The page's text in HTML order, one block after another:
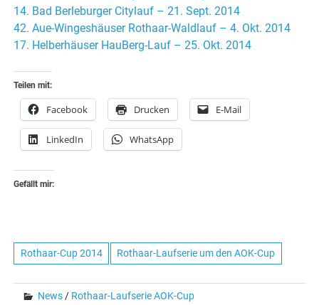
14. Bad Berleburger Citylauf – 21. Sept. 2014
42. Aue-Wingeshäuser Rothaar-Waldlauf – 4. Okt. 2014
17. Helberhäuser HauBerg-Lauf – 25. Okt. 2014
Teilen mit:
Facebook Drucken E-Mail
LinkedIn WhatsApp
Gefällt mir:
Rothaar-Cup 2014 Rothaar-Laufserie um den AOK-Cup
News / Rothaar-Laufserie AOK-Cup